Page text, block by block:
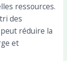
ressources.
des
réduire la
et